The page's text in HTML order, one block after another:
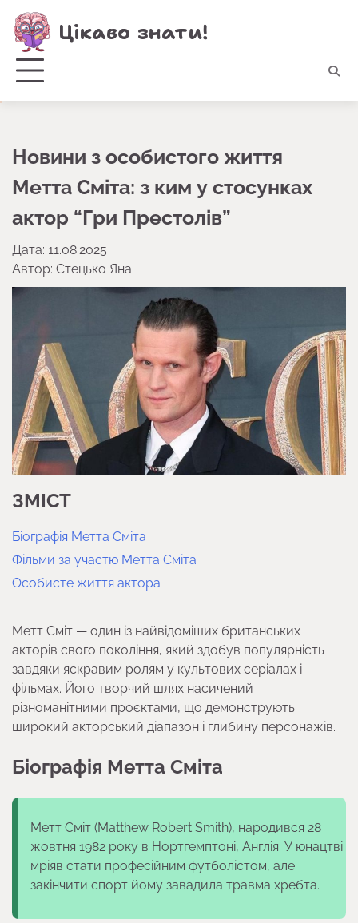
Перейти
до
вмісту
Цікаво знати!
Новини з особистого життя
Метта Сміта: з ким у стосунках
актор “Гри Престолів”
Дата: 11.08.2025
Автор: Стецько Яна
ЗМІСТ
Біографія Метта Сміта
Фільми за участю Метта Сміта
Особисте життя актора
Метт Сміт — один із найвідоміших британських
акторів свого покоління, який здобув популярність
завдяки яскравим ролям у культових серіалах і
фільмах. Його творчий шлях насичений
різноманітними проєктами, що демонструють
широкий акторський діапазон і глибину персонажів.
Біографія Метта Сміта
Метт Сміт (Matthew Robert Smith), народився 28
жовтня 1982 року в Нортгемптоні, Англія. У юнацтві
мріяв стати професійним футболістом, але
закінчити спорт йому завадила травма хребта.